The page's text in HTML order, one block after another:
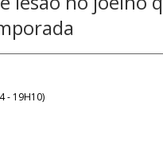
- 19H10)